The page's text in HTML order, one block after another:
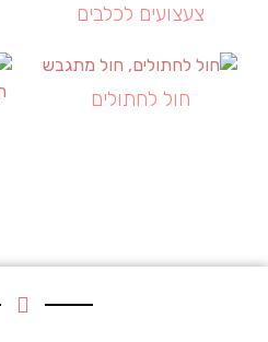
צעצועים לכלבים
חול לחתולים